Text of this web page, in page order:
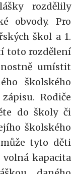
rozdělily
obvody. Pro
škol a 1.
toto rozdělení
umístit
školského
Rodiče
do školy či
školského
tyto děti
kapacita